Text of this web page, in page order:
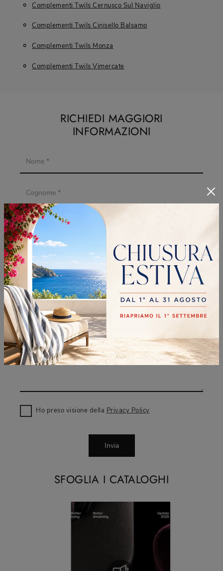
Complementi Twils Cernusco Sul Naviglio
Complementi Twils Cinisello Balsamo
Complementi Twils Monza
Complementi Twils Vimercate
SFOGLIA I CATALOGHI
RICHIEDI MAGGIORI
INFORMAZIONI
Ho preso visione della Privacy Policy
Invia